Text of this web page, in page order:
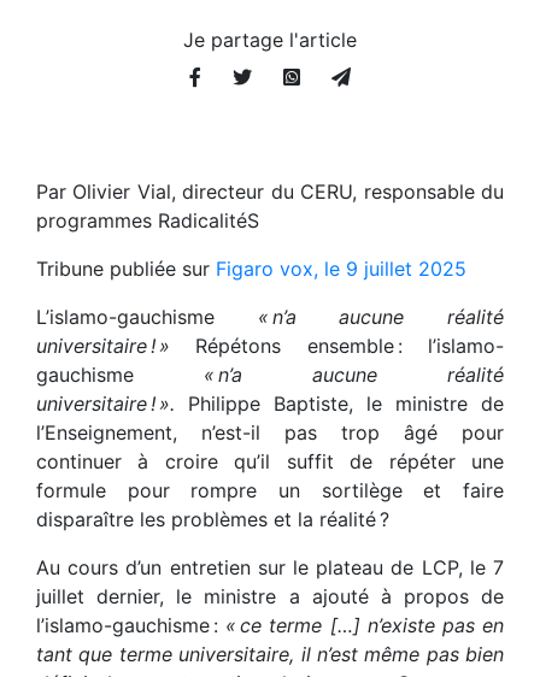
Je partage l'article
Par Olivier Vial, directeur du CERU, responsable du
programmes RadicalitéS
Tribune publiée sur Figaro vox, le 9 juillet 2025
L’islamo-gauchisme « n’a aucune réalité
universitaire ! » Répétons ensemble : l’islamo-
gauchisme « n’a aucune réalité
universitaire ! ». Philippe Baptiste, le ministre de
l’Enseignement, n’est-il pas trop âgé pour
continuer à croire qu’il suffit de répéter une
formule pour rompre un sortilège et faire
disparaître les problèmes et la réalité ?
Au cours d’un entretien sur le plateau de LCP, le 7
juillet dernier, le ministre a ajouté à propos de
l’islamo-gauchisme : « ce terme […] n’existe pas en
tant que terme universitaire, il n’est même pas bien